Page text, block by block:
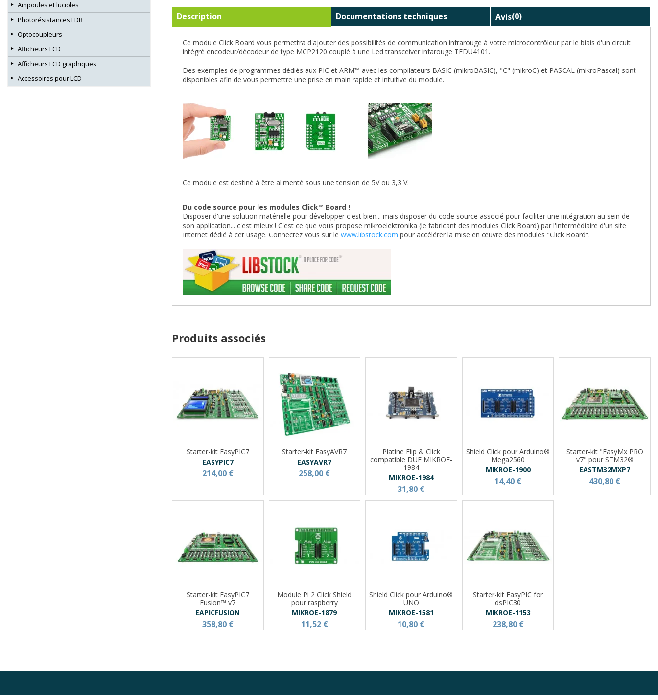
Description Documentations techniques Avis(0)
Ce module Click Board vous permettra d'ajouter des possibilités de communication infrarouge à votre microcontrôleur par le biais d'un circuit
intégré encodeur/décodeur de type MCP2120 couplé à une Led transceiver infarouge TFDU4101.
Des exemples de programmes dédiés aux PIC et ARM™ avec les compilateurs BASIC (mikroBASIC), "C" (mikroC) et PASCAL (mikroPascal) sont
disponibles afin de vous permettre une prise en main rapide et intuitive du module.
Ce module est destiné à être alimenté sous une tension de 5V ou 3,3 V.
Du code source pour les modules Click™ Board !
Disposer d'une solution matérielle pour développer c'est bien... mais disposer du code source associé pour faciliter une intégration au sein de
son application... c'est mieux ! C'est ce que vous propose mikroelektronika (le fabricant des modules Click Board) par l'intermédiaire d'un site
Internet dédié à cet usage. Connectez vous sur le www.libstock.com pour accélérer la mise en œuvre des modules "Click Board".
Produits associés
Starter-kit EasyPIC7
EASYPIC7
214,00 €
Starter-kit EasyAVR7
EASYAVR7
258,00 €
Platine Flip & Click
compatible DUE MIKROE-
1984
MIKROE-1984
31,80 €
Shield Click pour Arduino®
Mega2560
MIKROE-1900
14,40 €
Starter-kit "EasyMx PRO
v7" pour STM32®
EASTM32MXP7
430,80 €
Starter-kit EasyPIC7
Fusion™ v7
EAPICFUSION
358,80 €
Module Pi 2 Click Shield
pour raspberry
MIKROE-1879
11,52 €
Shield Click pour Arduino®
UNO
MIKROE-1581
10,80 €
Starter-kit EasyPIC for
dsPIC30
MIKROE-1153
238,80 €
Ampoules et lucioles
Photorésistances LDR
Optocoupleurs
Afficheurs LCD
Afficheurs LCD graphiques
Accessoires pour LCD